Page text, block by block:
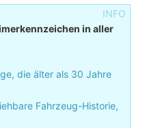
in aller
die älter als 30 Jahre
Fahrzeug-Historie,